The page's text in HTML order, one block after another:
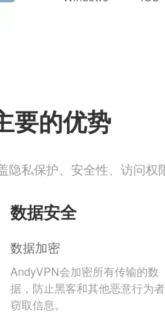
要的优势
隐私保护、安全性、访问权
数据安全
数据加密
AndyVPN会加密所有传输的数
据，防止黑客和其他恶意行为者
窃取信息。